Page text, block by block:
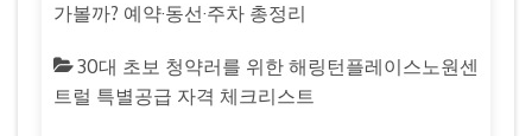
가볼까? 예약·동선·주차 총정리
30대 초보 청약러를 위한 해링턴플레이스노원센
트럴 특별공급 자격 체크리스트